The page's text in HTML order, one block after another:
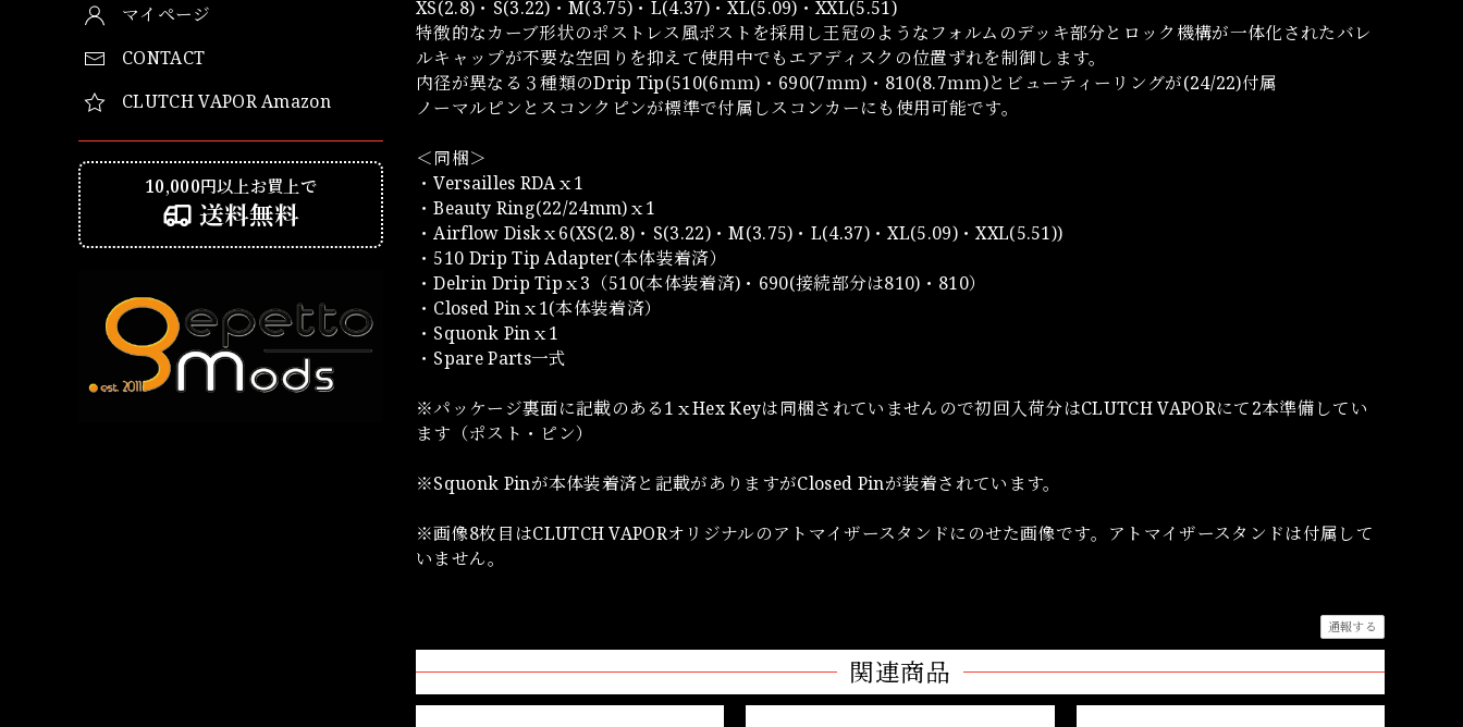
マイページ
CONTACT
CLUTCH VAPOR Amazon
10,000円以上お買上で
送料無料
XS(2.8)・S(3.22)・M(3.75)・L(4.37)・XL(5.09)・XXL(5.51)
特徴的なカーブ形状のポストレス風ポストを採用し王冠のようなフォルムのデッキ部分とロック機構が一体化されたバレ
ルキャップが不要な空回りを抑えて使用中でもエアディスクの位置ずれを制御します。
内径が異なる３種類のDrip Tip(510(6ｍｍ)・690(7ｍｍ)・810(8.7ｍｍ)とビューティーリングが(24/22)付属
ノーマルピンとスコンクピンが標準で付属しスコンカーにも使用可能です。
＜同梱＞
・Versailles RDAｘ1
・Beauty Ring(22/24mm)ｘ1
・Airflow Diskｘ6(XS(2.8)・S(3.22)・M(3.75)・L(4.37)・XL(5.09)・XXL(5.51))
・510 Drip Tip Adapter(本体装着済）
・Delrin Drip Tipｘ3（510(本体装着済)・690(接続部分は810)・810）
・Closed Pinｘ1(本体装着済）
・Squonk Pinｘ1
・Spare Parts一式
※パッケージ裏面に記載のある1ｘHex Keyは同梱されていませんので初回入荷分はCLUTCH VAPORにて2本準備してい
ます（ポスト・ピン）
※Squonk Pinが本体装着済と記載がありますがClosed Pinが装着されています。
※画像8枚目はCLUTCH VAPORオリジナルのアトマイザースタンドにのせた画像です。アトマイザースタンドは付属して
いません。
通報する
関連商品